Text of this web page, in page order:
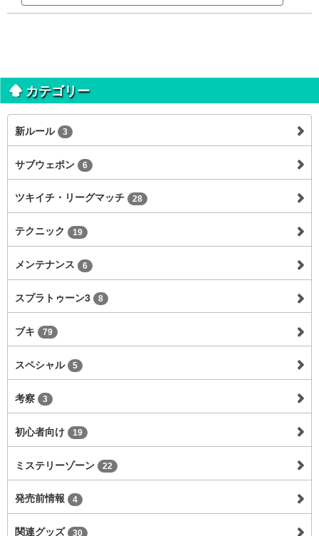
カテゴリー
新ルール 3
サブウェポン 6
ツキイチ・リーグマッチ 28
テクニック 19
メンテナンス 6
スプラトゥーン3 8
ブキ 79
スペシャル 5
考察 3
初心者向け 19
ミステリーゾーン 22
発売前情報 4
関連グッズ 30